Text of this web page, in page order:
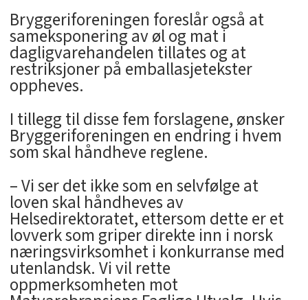
Bryggeriforeningen foreslår også at
sameksponering av øl og mat i
dagligvarehandelen tillates og at
restriksjoner på emballasjetekster
oppheves.
I tillegg til disse fem forslagene, ønsker
Bryggeriforeningen en endring i hvem
som skal håndheve reglene.
– Vi ser det ikke som en selvfølge at
loven skal håndheves av
Helsedirektoratet, ettersom dette er et
lovverk som griper direkte inn i norsk
næringsvirksomhet i konkurranse med
utenlandsk. Vi vil rette
oppmerksomheten mot